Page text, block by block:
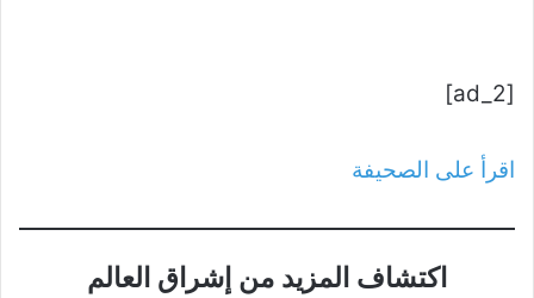
[ad_2]
اقرأ على الصحيفة
اكتشاف المزيد من إشراق العالم